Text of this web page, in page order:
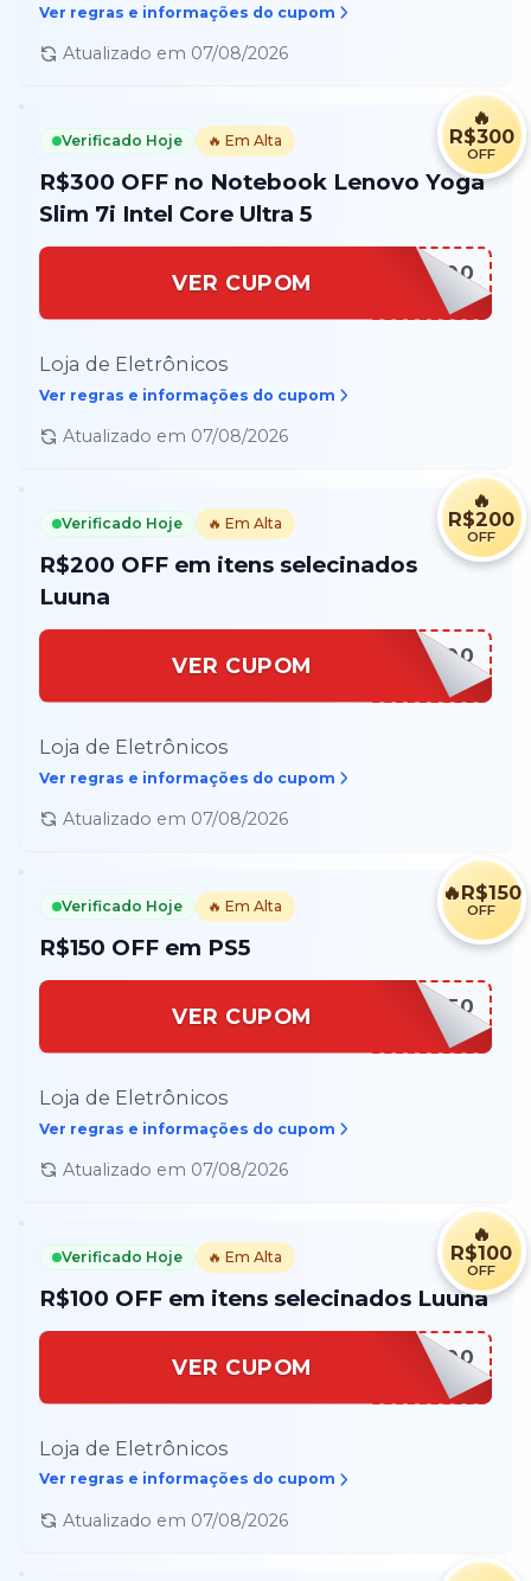
Ver regras e informações do cupom
Atualizado em 07/08/2026
🔥
R$300
OFF
Verificado Hoje 🔥 Em Alta
R$300 OFF no Notebook Lenovo Yoga
Slim 7i Intel Core Ultra 5
VER CUPOM YOGA300
Loja de Eletrônicos
Ver regras e informações do cupom
Atualizado em 07/08/2026
🔥
R$200
OFF
Verificado Hoje 🔥 Em Alta
R$200 OFF em itens selecinados
Luuna
VER CUPOM LUUNA200
Loja de Eletrônicos
Ver regras e informações do cupom
Atualizado em 07/08/2026
🔥R$150
OFF
Verificado Hoje 🔥 Em Alta
R$150 OFF em PS5
VER CUPOM PS5150
Loja de Eletrônicos
Ver regras e informações do cupom
Atualizado em 07/08/2026
🔥
R$100
OFF
Verificado Hoje 🔥 Em Alta
R$100 OFF em itens selecinados Luuna
VER CUPOM LUUNA100
Loja de Eletrônicos
Ver regras e informações do cupom
Atualizado em 07/08/2026